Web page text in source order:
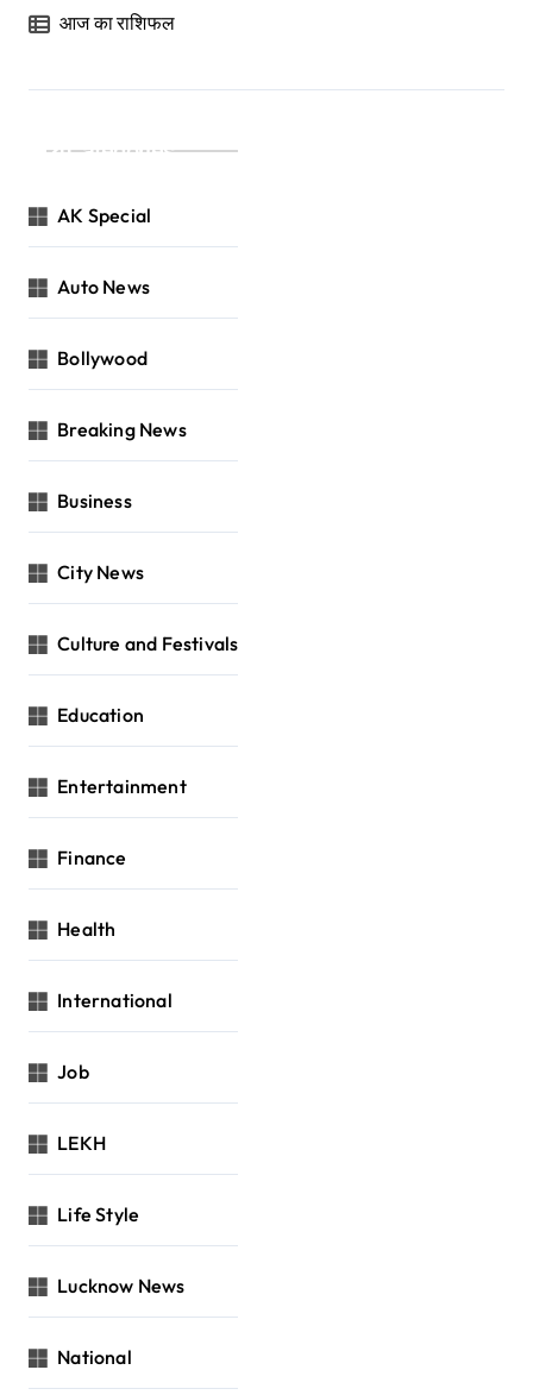
आज का राशिफल
Categories
AK Special
Auto News
Bollywood
Breaking News
Business
City News
Culture and Festivals
Education
Entertainment
Finance
Health
International
Job
LEKH
Life Style
Lucknow News
National